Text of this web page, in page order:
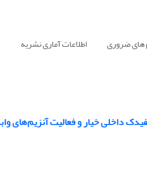
های ضروری اطلاعات آماری نشریه